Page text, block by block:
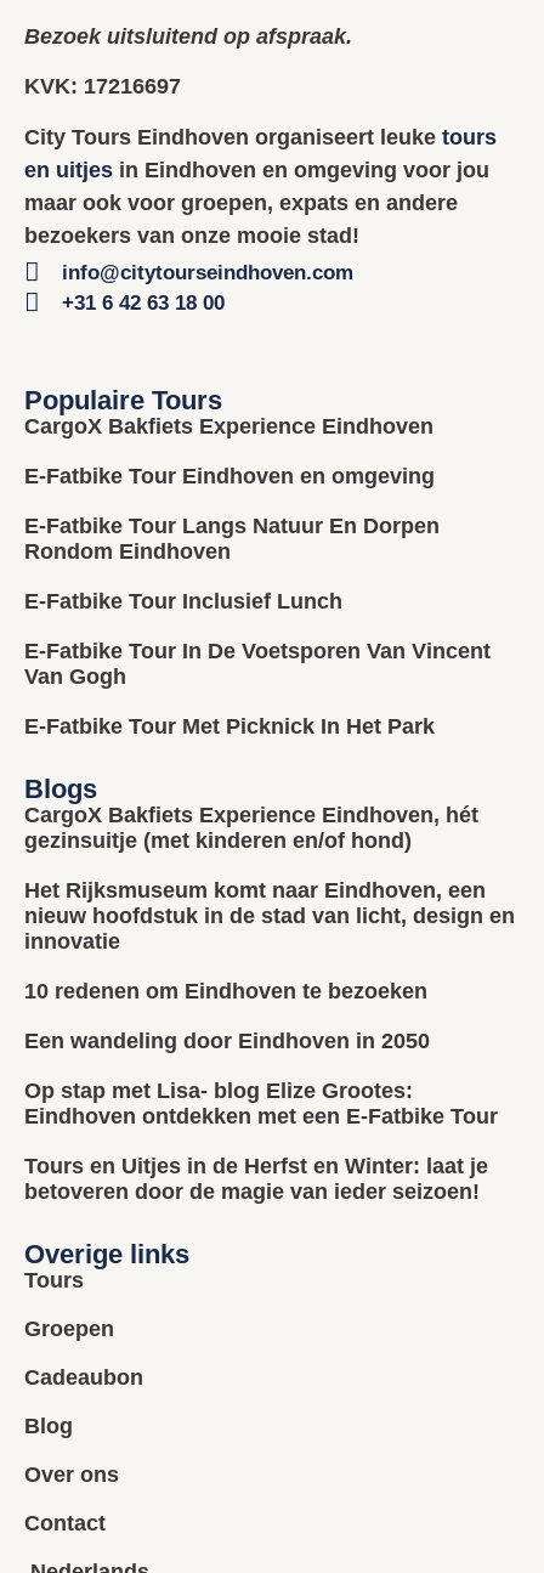
Bezoek uitsluitend op afspraak.
KVK: 17216697
City Tours Eindhoven organiseert leuke tours
en uitjes in Eindhoven en omgeving voor jou
maar ook voor groepen, expats en andere
bezoekers van onze mooie stad!
info@citytourseindhoven.com
+31 6 42 63 18 00
Populaire Tours
CargoX Bakfiets Experience Eindhoven
E-Fatbike Tour Eindhoven en omgeving
E-Fatbike Tour Langs Natuur En Dorpen
Rondom Eindhoven
E-Fatbike Tour Inclusief Lunch
E-Fatbike Tour In De Voetsporen Van Vincent
Van Gogh
E-Fatbike Tour Met Picknick In Het Park
Blogs
CargoX Bakfiets Experience Eindhoven, hét
gezinsuitje (met kinderen en/of hond)
Het Rijksmuseum komt naar Eindhoven, een
nieuw hoofdstuk in de stad van licht, design en
innovatie
10 redenen om Eindhoven te bezoeken
Een wandeling door Eindhoven in 2050
Op stap met Lisa- blog Elize Grootes:
Eindhoven ontdekken met een E-Fatbike Tour
Tours en Uitjes in de Herfst en Winter: laat je
betoveren door de magie van ieder seizoen!
Overige links
Tours
Groepen
Cadeaubon
Blog
Over ons
Contact